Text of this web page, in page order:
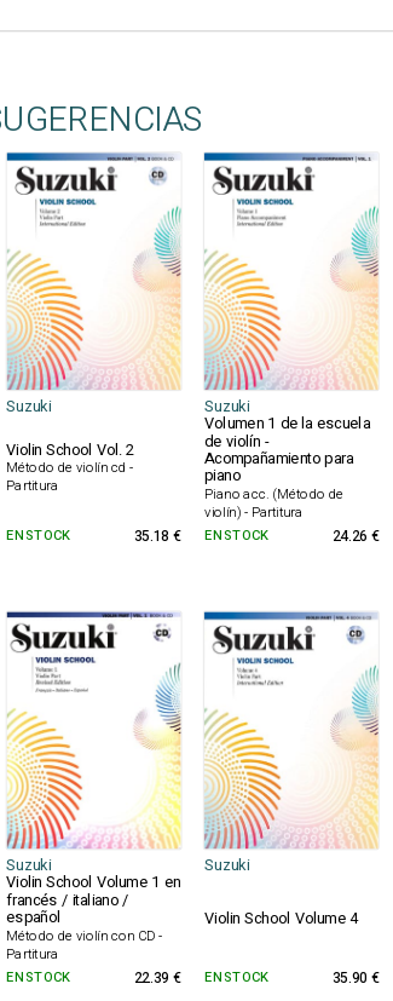
Suzuki Suzuki
Violin School Vol. 2
Método de violín cd -
Partitura
Volumen 1 de la escuela
de violín -
Acompañamiento para
piano
Piano acc. (Método de
violín) - Partitura
EN STOCK 35.18 € EN STOCK 24.26 €
Suzuki Suzuki
Violin School Volume 1 en
francés / italiano /
español
Método de violín con CD -
Partitura
Violin School Volume 4
EN STOCK 22.39 € EN STOCK 35.90 €